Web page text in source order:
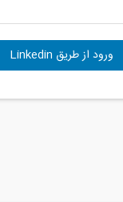
ورود از طریق Linkedin